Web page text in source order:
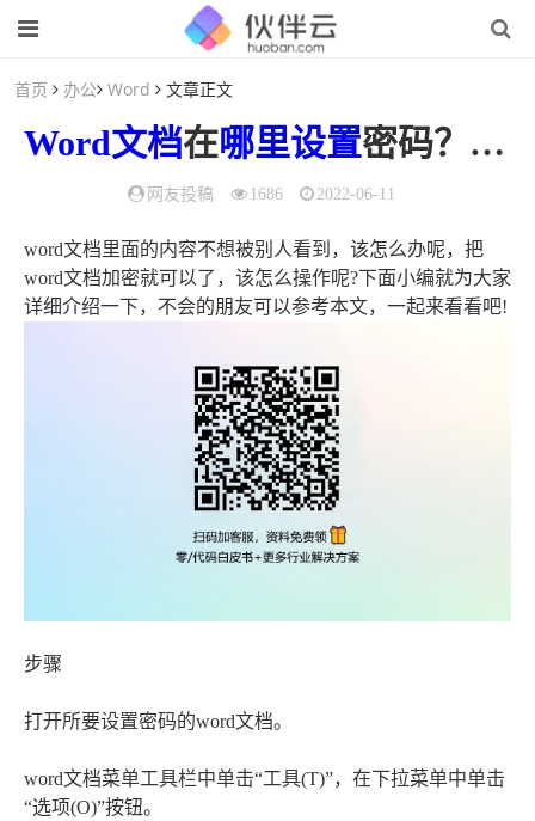
首页 办公 Word 文章正文
Word文档在哪里设置密码？（如何在word文档设置密码）
网友投稿 1686 2022-06-11
word文档里面的内容不想被别人看到，该怎么办呢，把
word文档加密就可以了，该怎么操作呢?下面小编就为大家
详细介绍一下，不会的朋友可以参考本文，一起来看看吧!
步骤
打开所要设置密码的word文档。
word文档菜单工具栏中单击“工具(T)”，在下拉菜单中单击
“选项(O)”按钮。